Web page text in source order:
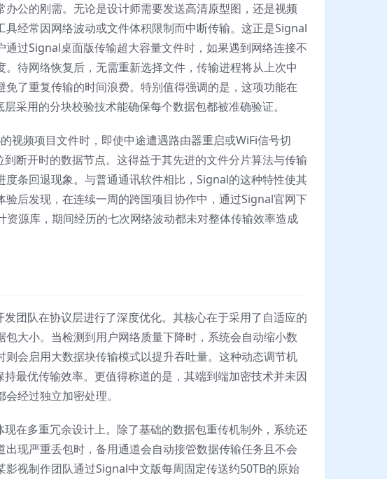
公的刚需。无论是设计师需要发送高清原型图，还是视频
经常因网络波动或文件体积限制而中断传输。这正是Signal
过Signal桌面版传输超大容量文件时，如果遇到网络连接不
待网络恢复后，无需重新选择文件，传输进程将从上次中
了重复传输的时间浪费。特别值得强调的是，这项功能在
采用的分块校验技术能确保每个数据包都被准确验证。
视频项目文件时，即使中途遭遇路由器重启或WiFi信号切
断开时的数据节点。这得益于其先进的文件分片算法与传输
条回退现象。与普通通讯软件相比，Signal的这种特性使其
后发现，在连续一周的跨国项目协作中，通过Signal官网下
源库，期间经历的七次网络波动都未对整体传输效率造成
团队在协议层进行了深度优化。其核心在于采用了自适应的
大小。当检测到用户网络质量下降时，系统会自动缩小数
会启用大数据块传输模式以提升吞吐量。这种动态调节机
最优传输效率。更值得称道的是，其端到端加密技术并未因
经过独立加密处理。
在多重冗余设计上。除了基础的数据包重传机制外，系统还
现严重丢包时，备用通道会自动接管数据传输任务且不会
视制作团队通过Signal中文版每周固定传送约50TB的原始